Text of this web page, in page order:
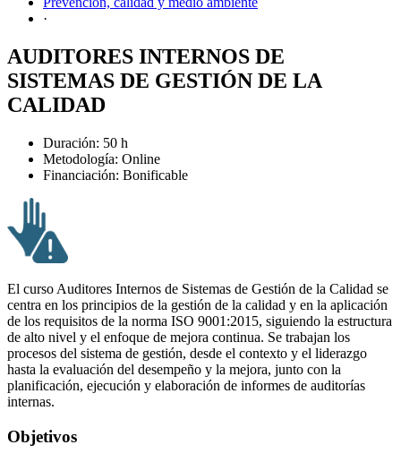
·
AUDITORES INTERNOS DE
SISTEMAS DE GESTIÓN DE LA
CALIDAD
Duración: 50 h
Metodología: Online
Financiación: Bonificable
El curso Auditores Internos de Sistemas de Gestión de la Calidad se
centra en los principios de la gestión de la calidad y en la aplicación
de los requisitos de la norma ISO 9001:2015, siguiendo la estructura
de alto nivel y el enfoque de mejora continua. Se trabajan los
procesos del sistema de gestión, desde el contexto y el liderazgo
hasta la evaluación del desempeño y la mejora, junto con la
planificación, ejecución y elaboración de informes de auditorías
internas.
Objetivos